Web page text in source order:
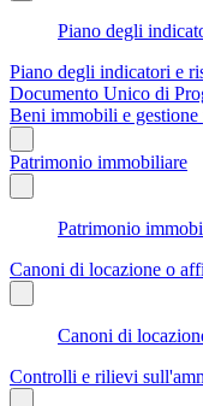
Piano degli
Piano degli indicatori e
Documento Unico di
Beni immobili e
Patrimonio immobiliare
Patrimonio
Canoni di locazione o
Canoni di
Controlli e rilievi